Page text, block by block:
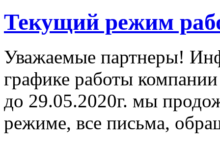
Текущий режим
Уважаемые партнеры!
графике работы
до 29.05.2020г. мы
режиме, все письма,